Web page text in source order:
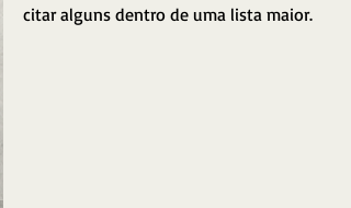
citar alguns dentro de uma lista maior.